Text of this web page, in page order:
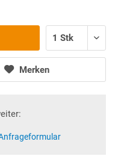
Merken